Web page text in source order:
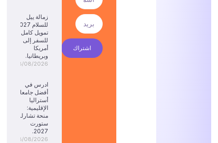
اشتراك
زمالة ييل
تمويل كامل
للسفر إلى
أمريكا
وبريطانيا.
08/08/2026
ادرس في
أفضل جامعات
أستراليا
الإقليمية:
منحة تشارلز
ستورت
2027.
08/08/2026